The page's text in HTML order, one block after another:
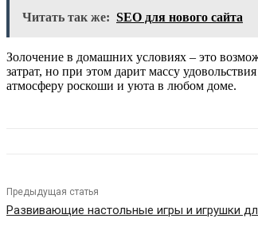
Читать так же: SEO для нового сайта
Золочение в домашних условиях – это
затрат, но при этом дарит массу
атмосферу роскоши и уюта в любом доме.
Предыдущая статья
Развивающие настольные игры и игрушки